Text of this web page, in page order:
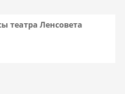
театра Ленсовета